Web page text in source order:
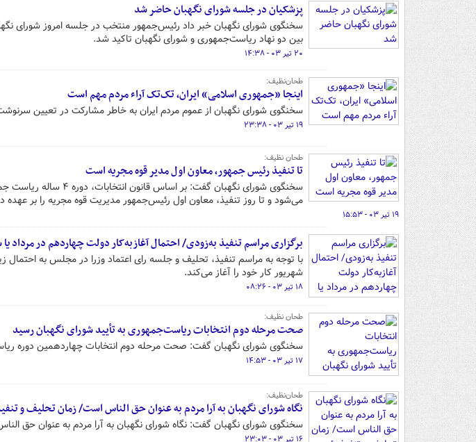
پزشکیان در جلسه شورای نگهبان حاضر شد
سخنگوی شورای نگهبان خبر داد رئیس‌جمهور منتخب در جلسه امروز شورای
بین دو نهاد ریاست‌جمهوری و شورای نگهبان تاکید شد.
۲۰ تیر ۰۳ - ۱۴:۳۸
طحان‌نظیف:
اینجا «جمهوری اسلامی» ایران، تک‌تک آراء مردم مهم است
سخنگوی شورای نگهبان از عموم مردم ایران به خاطر مشارکت در تعیین
۱۹ تیر ۰۳ - ۲۳:۳۸
طحان نظیف:
تا تنفیذ رئیس جمهور، معاون اول مدیر قوه مجریه است
سخنگوی شورای نگهبان گفت:
می‌شود و تا روز تنفیذ، معاون اول رئیس‌جمهور مدیریت قوه مجریه را بر عهده
۱۹ تیر ۰۳ - ۱۵:۵۳
برگزاری مراسم تنفیذ به‌زودی/ احتمال آغازبه‌کار دولت چهاردهم در مرداد
با توجه به مراسم تنفیذ، تحلیف و جلسه رای اعتماد وزرا در مجلس به احتمال
شهریور کار خود را آغاز می‌کند.
۱۸ تیر ۰۳ - ۰۸:۲۶
طحان نظیف:
صحت مرحله دوم انتخابات ریاست‌جمهوری به تأیید شورای نگهبان رسید
سخنگوی شورای نگهبان گفت: صحت مرحله دوم انتخابات چهاردهمین دوره
۱۷ تیر ۰۳ - ۱۴:۵۳
طحان‌نظیف:
نگاه شورای نگهبان به آرا مردم به عنوان حق الناس است/ زمان تحلیف و
سخنگوی شورای نگهبان گفت: نگاه شورای نگهبان به آرا مردم به عنوان حق
۱۶ تیر ۰۳ - ۲۳:۰۳